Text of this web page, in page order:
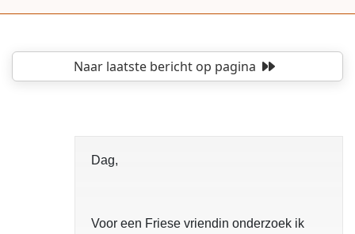
Naar laatste berichtop pagina
Dag,
Voor een Friese vriendin onderzoek ik